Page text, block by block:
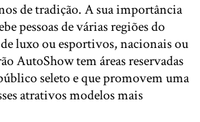
de tradição. A sua importância
pessoas de várias regiões do
luxo ou esportivos, nacionais ou
AutoShow tem áreas reservadas
seleto e que promovem uma
atrativos modelos mais